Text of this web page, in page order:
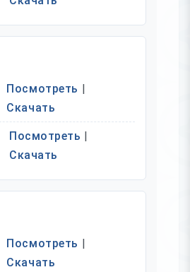
Посмотреть |
Скачать
Посмотреть |
Скачать
Посмотреть |
Скачать